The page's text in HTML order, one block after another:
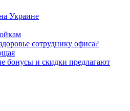
Украине
сотруднику офиса?